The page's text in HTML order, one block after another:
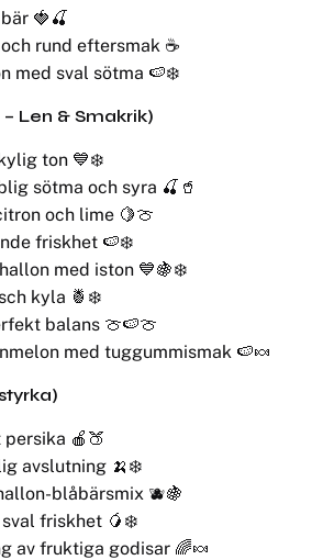
🍓🍒
rund eftersmak ☕
med sval sötma 🍉❄️
Len & Smakrik)
ton 💙❄️
sötma och syra 🍒🥤
och lime 🍋🍈
friskhet 🍉❄️
med iston 💙🍇❄️
kyla 🍍❄️
balans 🍈🍉🍈
med tuggummismak 🍉🍬
🍎🍑
avslutning 🍌❄️
blåbärsmix 🫐🍇
sval friskhet 🥭❄️
av fruktiga godisar 🌈🍬